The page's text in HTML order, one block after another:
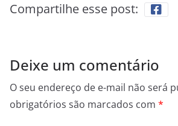
Compartilhe esse post:
Deixe um comentário
O seu endereço de e-mail não será
obrigatórios são marcados com *